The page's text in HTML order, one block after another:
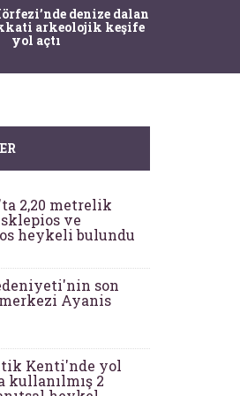
denize dalan
arkeolojik keşife
yol açtı
2,20 metrelik
ve
heykeli bulundu
son
Ayanis
Kenti'nde yol
kullanılmış 2